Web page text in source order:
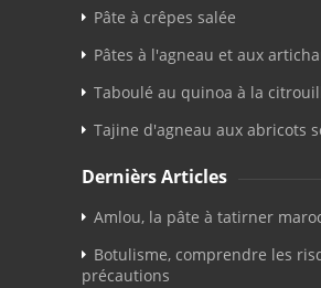
Pâte à crêpes salée
Pâtes à l'agneau et aux
Taboulé au quinoa à la
Tajine d'agneau aux abricots
Dernièrs Articles
Amlou, la pâte à tatirner
Botulisme, comprendre les
précautions